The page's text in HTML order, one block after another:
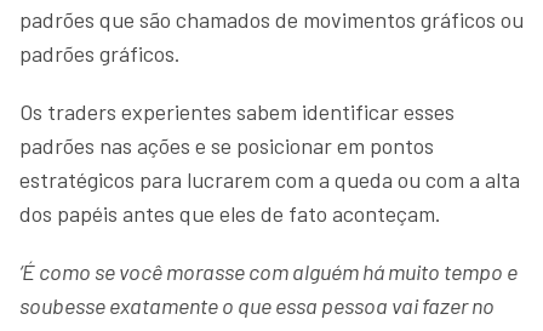
padrões que são chamados de movimentos gráficos ou
padrões gráficos.
Os traders experientes sabem identificar esses
padrões nas ações e se posicionar em pontos
estratégicos para lucrarem com a queda ou com a alta
dos papéis antes que eles de fato aconteçam.
‘É como se você morasse com alguém há muito tempo e
soubesse exatamente o que essa pessoa vai fazer no